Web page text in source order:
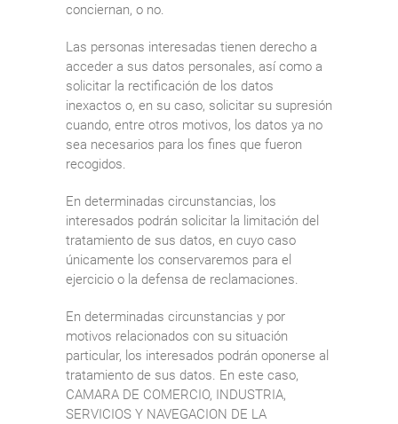
conciernan, o no.
Las personas interesadas tienen derecho a
acceder a sus datos personales, así como a
solicitar la rectificación de los datos
inexactos o, en su caso, solicitar su supresión
cuando, entre otros motivos, los datos ya no
sea necesarios para los fines que fueron
recogidos.
En determinadas circunstancias, los
interesados podrán solicitar la limitación del
tratamiento de sus datos, en cuyo caso
únicamente los conservaremos para el
ejercicio o la defensa de reclamaciones.
En determinadas circunstancias y por
motivos relacionados con su situación
particular, los interesados podrán oponerse al
tratamiento de sus datos. En este caso,
CAMARA DE COMERCIO, INDUSTRIA,
SERVICIOS Y NAVEGACION DE LA